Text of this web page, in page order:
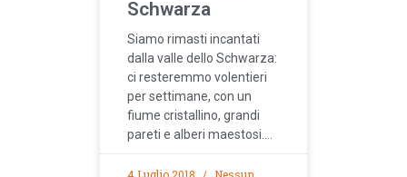
Schwarza
Siamo rimasti incantati
dalla valle dello Schwarza:
ci resteremmo volentieri
per settimane, con un
fiume cristallino, grandi
pareti e alberi maestosi….